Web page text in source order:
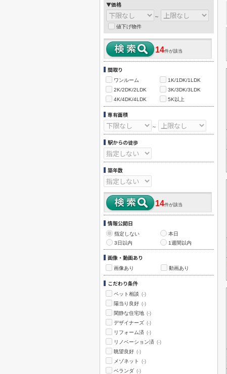
▼価格
～
値下げ物件
14件が該当
間取り
ワンルーム
1K/1DK/1LDK
2K/2DK/2LDK
3K/3DK/3LDK
4K/4DK/4LDK
5K以上
専有面積
～
駅からの徒歩
築年数
14件が該当
情報公開日
指定しない
本日
3日以内
1週間以内
画像・動画あり
画像あり 動画あり
こだわり条件
ペット相談 (-)
陽当り良好 (-)
閑静な住宅地 (-)
デザイナーズ (-)
リフォーム済 (-)
リノベーション済 (-)
眺望良好 (-)
メゾネット (-)
ベランダ (-)